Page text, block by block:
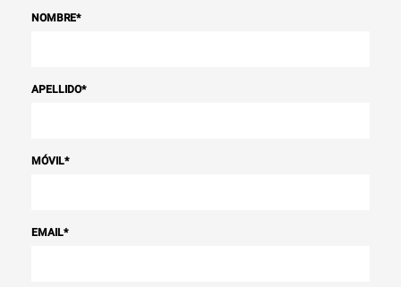
NOMBRE*
APELLIDO*
MÓVIL*
EMAIL*